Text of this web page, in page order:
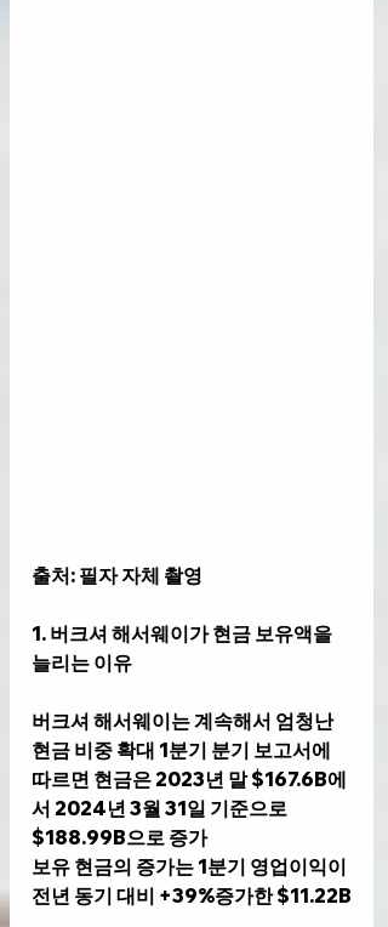
출처: 필자 자체 촬영
1. 버크셔 해서웨이가 현금 보유액을
늘리는 이유
버크셔 해서웨이는 계속해서 엄청난
현금 비중 확대 1분기 분기 보고서에
따르면 현금은 2023년 말 $167.6B에
서 2024년 3월 31일 기준으로
$188.99B으로 증가
보유 현금의 증가는 1분기 영업이익이
전년 동기 대비 +39%증가한 $11.22B